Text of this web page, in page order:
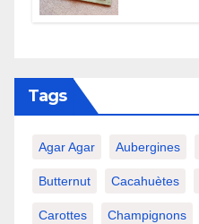
Tags
Agar Agar Aubergines
Butternut Cacahuètes
Carottes Champignons